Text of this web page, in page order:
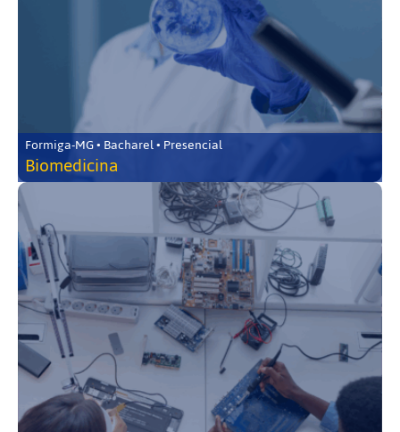
Formiga-MG • Bacharel • Presencial
Biomedicina